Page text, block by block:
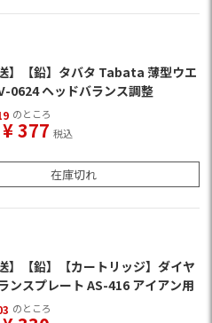
】【鉛】タバタ Tabata 薄型ウエ
30 GV-0624 ヘッドバランス調整
のところ
¥377 税込
在庫切れ
】【鉛】【カートリッジ】ダイヤ
ンスプレート AS-416 アイアン用
のところ